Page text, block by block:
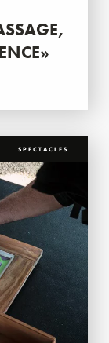
SPECTACLES